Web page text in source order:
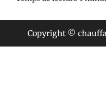
Copyright ©